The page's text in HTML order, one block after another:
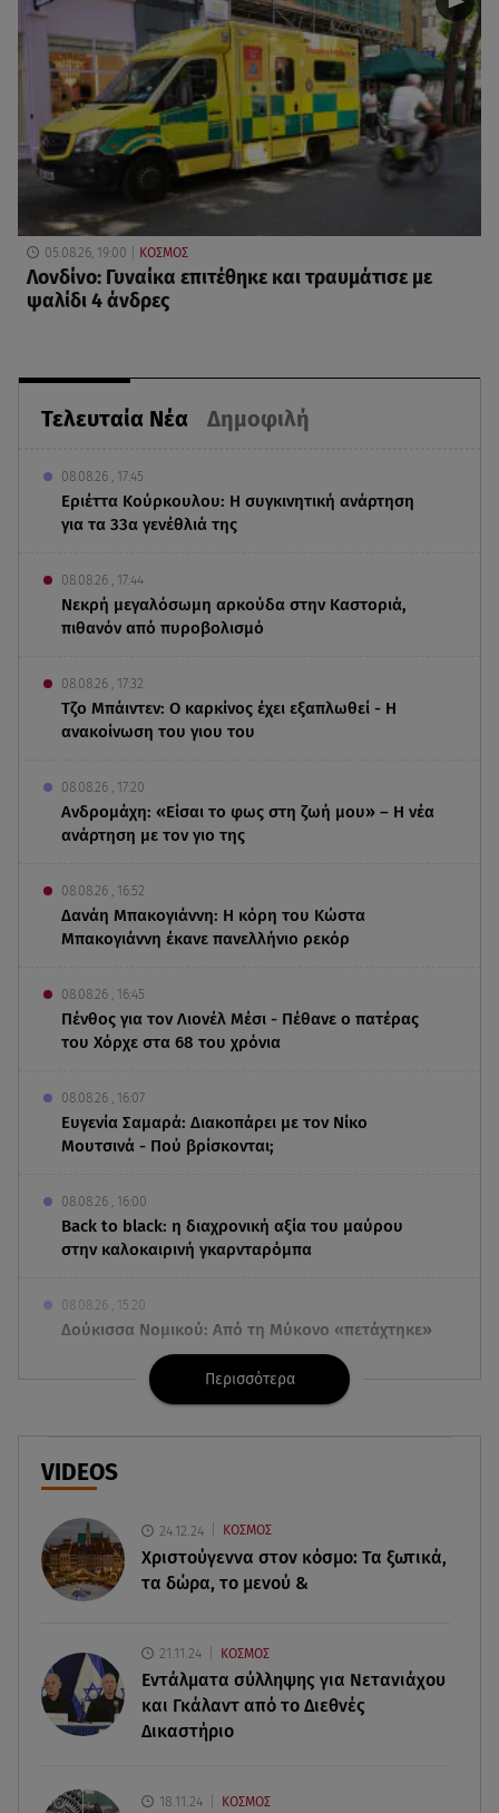
Τελευταία Νέα Δημοφιλή
08.08.26 , 17:45
Εριέττα Κούρκουλου: Η συγκινητική ανάρτηση
για τα 33α γενέθλιά της
08.08.26 , 17:44
Νεκρή μεγαλόσωμη αρκούδα στην Καστοριά,
πιθανόν από πυροβολισμό
08.08.26 , 17:32
Τζο Μπάιντεν: Ο καρκίνος έχει εξαπλωθεί - Η
ανακοίνωση του γιου του
08.08.26 , 17:20
Ανδρομάχη: «Είσαι το φως στη ζωή μου» – Η νέα
ανάρτηση με τον γιο της
08.08.26 , 16:52
Δανάη Μπακογιάννη: Η κόρη του Κώστα
Μπακογιάννη έκανε πανελλήνιο ρεκόρ
08.08.26 , 16:45
Πένθος για τον Λιονέλ Μέσι - Πέθανε ο πατέρας
του Χόρχε στα 68 του χρόνια
08.08.26 , 16:07
Ευγενία Σαμαρά: Διακοπάρει με τον Νίκο
Μουτσινά - Πού βρίσκονται;
08.08.26 , 16:00
Back to black: η διαχρονική αξία του μαύρου
στην καλοκαιρινή γκαρνταρόμπα
08.08.26 , 15:20
Δούκισσα Νομικού: Από τη Μύκονο «πετάχτηκε»
στη Γαλλική Πολυνησία!
Λυκαβηττός: Σε 57χρονη γυναίκα ανήκει η σορός
Κατερίνα Καινούργιου: Η Πάρος και το cool
φορμάκι της κορούλας της!
φωτιές τα επόμενα 24ωρα
08.08.26 , 14:00
Summer fling: Γιατί να πεις ναι σε έναν
Περισσότερα
VIDEOS
24.12.24 ΚΟΣΜΟΣ
Χριστούγεννα στον κόσμο: Tα ξωτικά,
τα δώρα, το μενού &
21.11.24 ΚΟΣΜΟΣ
Εντάλματα σύλληψης για Νετανιάχου
και Γκάλαντ από το Διεθνές
Δικαστήριο
18.11.24 ΚΟΣΜΟΣ
05.08.26, 19:00 ΚΟΣΜΟΣ
Λονδίνο: Γυναίκα επιτέθηκε και τραυμάτισε με
ψαλίδι 4 άνδρες